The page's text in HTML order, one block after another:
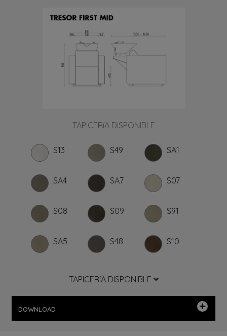
TAPICERíA DISPONIBLE
S13 S49 SA1
SA4 SA7 S07
S08 S09 S91
SA5 S48 S10
TAPICERíA DISPONIBLE
DOWNLOAD